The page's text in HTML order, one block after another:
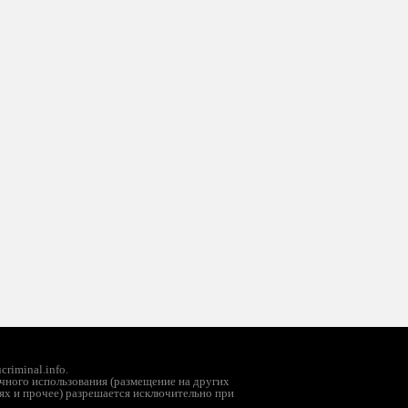
использования (размещение на других
и прочее) разрешается исключительно при